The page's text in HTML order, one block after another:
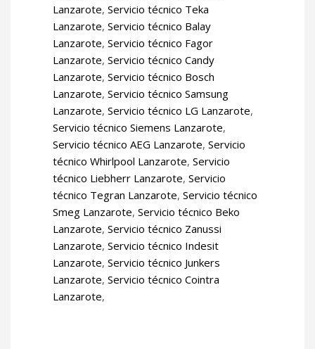
Lanzarote, Servicio técnico Teka
Lanzarote, Servicio técnico Balay
Lanzarote, Servicio técnico Fagor
Lanzarote, Servicio técnico Candy
Lanzarote, Servicio técnico Bosch
Lanzarote, Servicio técnico Samsung
Lanzarote, Servicio técnico LG Lanzarote,
Servicio técnico Siemens Lanzarote,
Servicio técnico AEG Lanzarote, Servicio
técnico Whirlpool Lanzarote, Servicio
técnico Liebherr Lanzarote, Servicio
técnico Tegran Lanzarote, Servicio técnico
Smeg Lanzarote, Servicio técnico Beko
Lanzarote, Servicio técnico Zanussi
Lanzarote, Servicio técnico Indesit
Lanzarote, Servicio técnico Junkers
Lanzarote, Servicio técnico Cointra
Lanzarote,